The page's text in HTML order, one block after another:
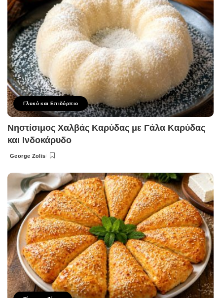
Γλυκό και Επιδόρπιο
Νηστίσιμος Χαλβάς Καρύδας με Γάλα Καρύδας
και Ινδοκάρυδο
Posted
George Zolis